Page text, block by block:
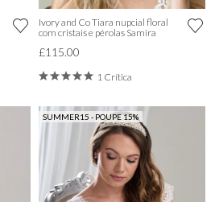
Ivory and Co Tiara nupcial floral
com cristais e pérolas Samira
£115.00
1 Crítica
SUMMER15 - POUPE 15%